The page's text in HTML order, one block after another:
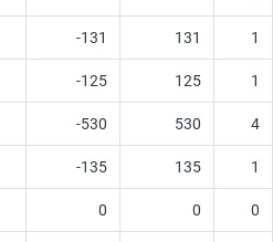
-131 131 1
-125 125 1
-530 530 4
-135 135 1
0 0 0